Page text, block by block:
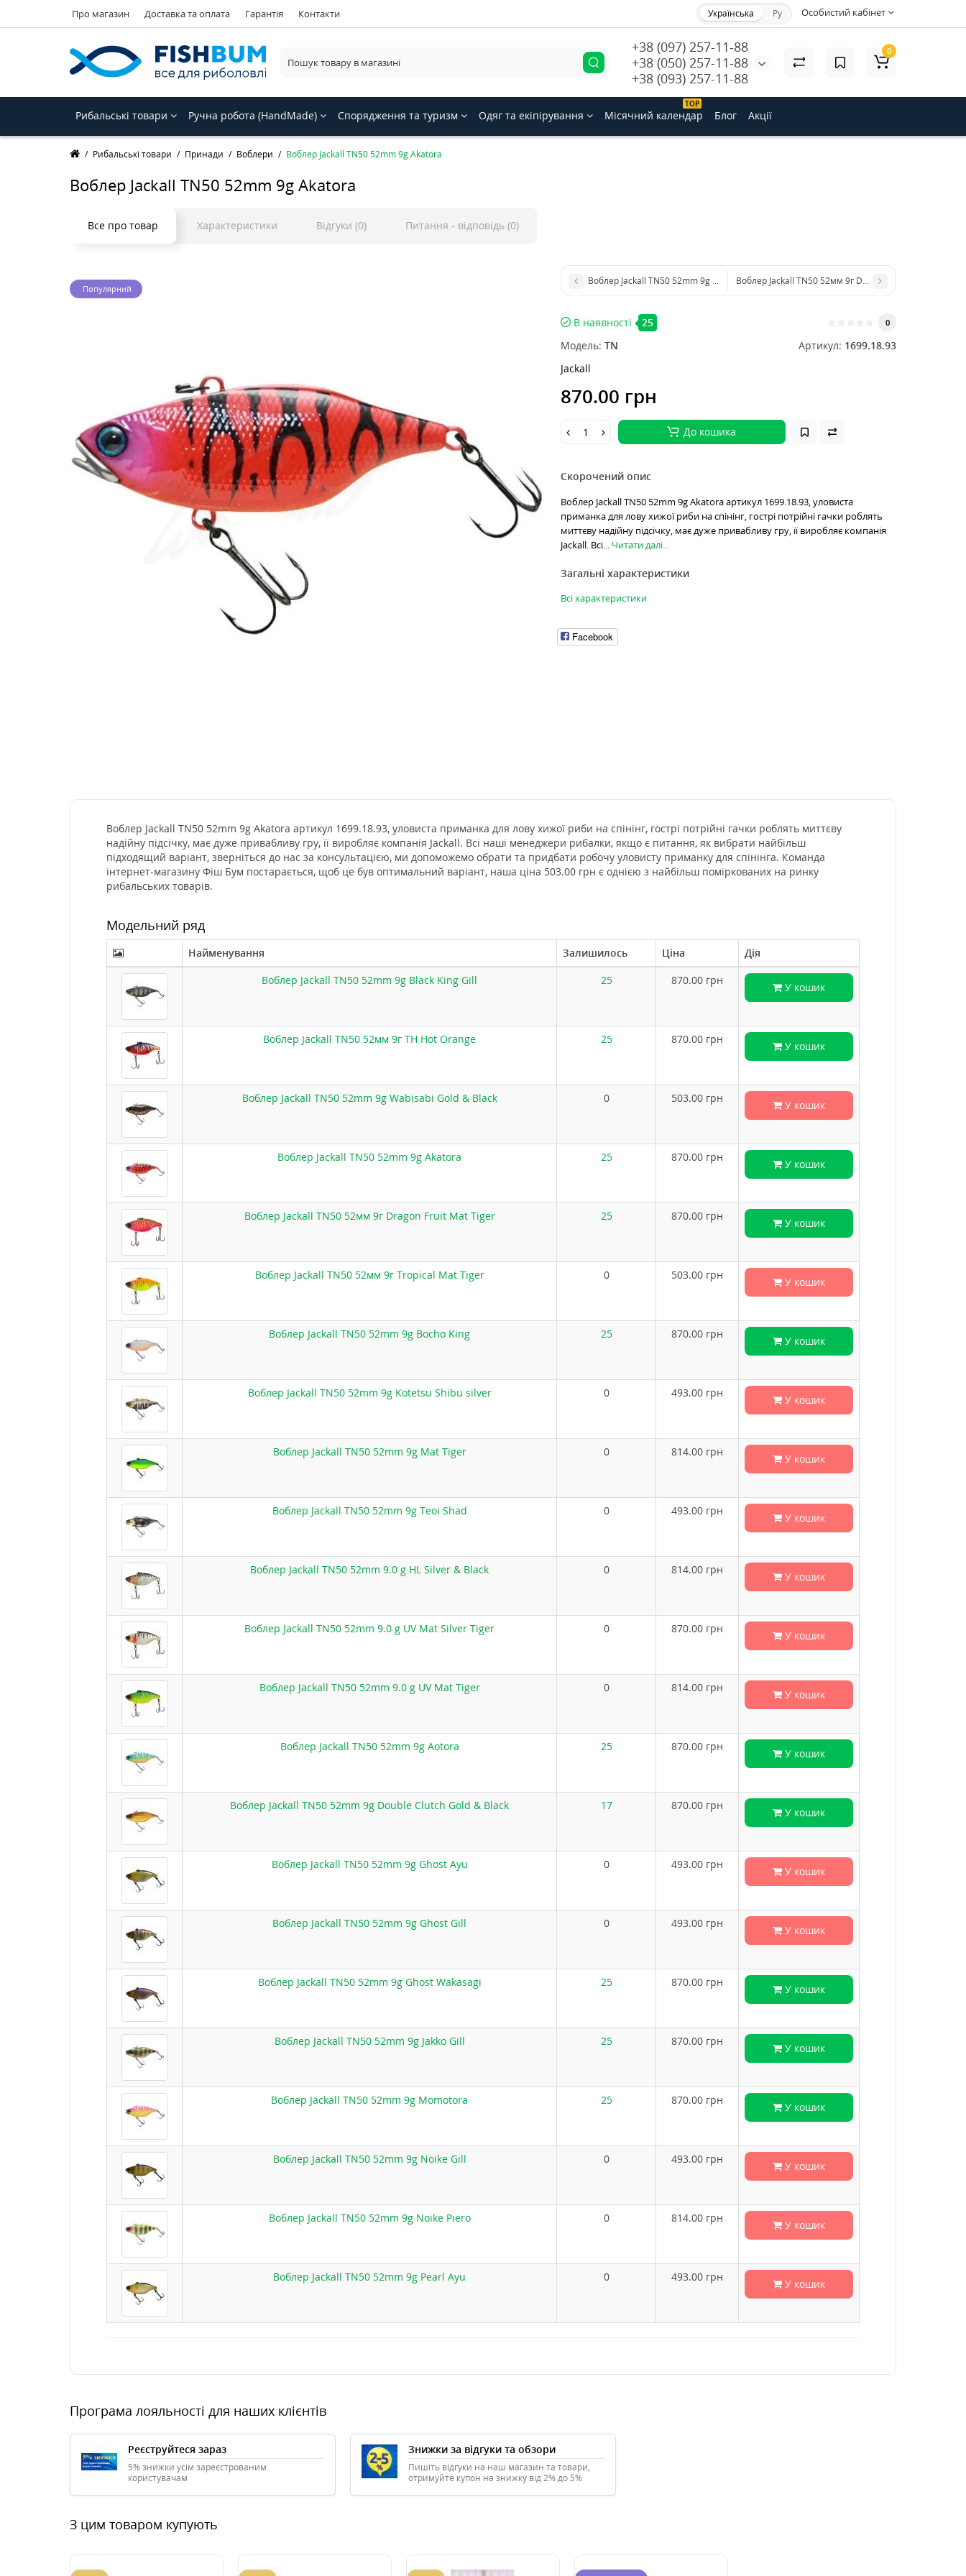
Про магазин Доставка та оплата Гарантія Контакти Особистий кабінет
Українська Ру
+38 (097) 257-11-88
+38 (050) 257-11-88
+38 (093) 257-11-88
0
Рибальські товари Ручна робота (HandMade) Спорядження та туризм Одяг та екіпірування
ТОP
Місячний календар Блог Акції
Рибальські товари Принади Воблери Воблер Jackall TN50 52mm 9g Akatora
Воблер Jackall TN50 52mm 9g Akatora
Все про товар Характеристики Відгуки (0) Питання - відповідь (0)
Популярний
Воблер Jackall TN50 52mm 9g Wabisabi Gold & BlackВоблер Jackall TN50 52мм 9г Dragon Fruit Mat Tiger
В наявності 25 0
Модель: TN Артикул: 1699.18.93
Jackall
870.00 грн
До кошика
Скорочений опис
Воблер Jackall TN50 52mm 9g Akatora артикул 1699.18.93, уловиста
приманка для лову хижої риби на спінінг, гострі потрійні гачки роблять
миттєву надійну підсічку, має дуже привабливу гру, її виробляє компанія
Jackall. Всі... Читати далі...
Загальні характеристики
Всі характеристики
Facebook
Воблер Jackall TN50 52mm 9g Akatora артикул 1699.18.93, уловиста приманка для лову хижої риби на спінінг, гострі потрійні гачки роблять миттєву
надійну підсічку, має дуже привабливу гру, її виробляє компанія Jackall. Всі наші менеджери рибалки, якщо є питання, як вибрати найбільш
підходящий варіант, зверніться до нас за консультацією, ми допоможемо обрати та придбати робочу уловисту приманку для спінінга. Команда
інтернет-магазину Фіш Бум постарається, щоб це був оптимальний варіант, наша ціна 503.00 грн є однією з найбільш поміркованих на ринку
рибальських товарів.
Модельний ряд
Найменування Залишилось Ціна
Дія
Воблер Jackall TN50 52mm 9g Black King Gill
25 870.00 грн
У кошик
Воблер Jackall TN50 52мм 9г TH Hot Orange 25 870.00 грн
У кошик
Воблер Jackall TN50 52mm 9g Wabisabi Gold & Black 0 503.00 грн
У кошик
Воблер Jackall TN50 52mm 9g Akatora 25 870.00 грн
У кошик
Воблер Jackall TN50 52мм 9г Dragon Fruit Mat Tiger 25 870.00 грн
У кошик
Воблер Jackall TN50 52мм 9г Tropical Mat Tiger 0 503.00 грн
У кошик
Воблер Jackall TN50 52mm 9g Bocho King 25 870.00 грн
У кошик
Воблер Jackall TN50 52mm 9g Kotetsu Shibu silver 0 493.00 грн
У кошик
Воблер Jackall TN50 52mm 9g Mat Tiger 0 814.00 грн
У кошик
Воблер Jackall TN50 52mm 9g Teoi Shad 0 493.00 грн
У кошик
Воблер Jackall TN50 52mm 9.0 g HL Silver & Black 0 814.00 грн
У кошик
Воблер Jackall TN50 52mm 9.0 g UV Mat Silver Tiger 0 870.00 грн
У кошик
Воблер Jackall TN50 52mm 9.0 g UV Mat Tiger 0 814.00 грн
У кошик
Воблер Jackall TN50 52mm 9g Aotora 25 870.00 грн
У кошик
Воблер Jackall TN50 52mm 9g Double Clutch Gold & Black 17 870.00 грн
У кошик
Воблер Jackall TN50 52mm 9g Ghost Ayu 0 493.00 грн
У кошик
Воблер Jackall TN50 52mm 9g Ghost Gill 0 493.00 грн
У кошик
Воблер Jackall TN50 52mm 9g Ghost Wakasagi 25 870.00 грн
У кошик
Воблер Jackall TN50 52mm 9g Jakko Gill 25 870.00 грн
У кошик
Воблер Jackall TN50 52mm 9g Momotora 25 870.00 грн
У кошик
Воблер Jackall TN50 52mm 9g Noike Gill 0 493.00 грн
У кошик
Воблер Jackall TN50 52mm 9g Noike Piero 0 814.00 грн
У кошик
Воблер Jackall TN50 52mm 9g Pearl Ayu 0 493.00 грн
У кошик
Програма лояльності для наших клієнтів
Реєструйтеся зараз
5% знижки усім зареєстрованим
користувачам
Знижки за відгуки та обзори
Пишіть відгуки на наш магазин та товари,
отримуйте купон на знижку від 2% до 5%
З цим товаром купують